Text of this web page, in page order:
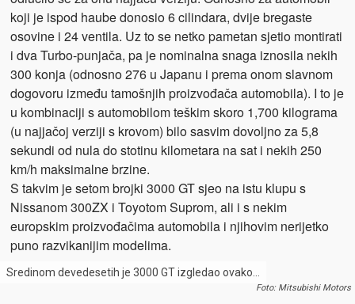
koji je ispod haube donosio 6 cilindara, dvije bregaste
osovine i 24 ventila. Uz to se netko pametan sjetio montirati
i dva Turbo-punjača, pa je nominalna snaga iznosila nekih
300 konja (odnosno 276 u Japanu i prema onom slavnom
dogovoru između tamošnjih proizvođača automobila). I to je
u kombinaciji s automobilom teškim skoro 1,700 kilograma
(u najjačoj verziji s krovom) bilo sasvim dovoljno za 5,8
sekundi od nula do stotinu kilometara na sat i nekih 250
km/h maksimalne brzine.
S takvim je setom brojki 3000 GT sjeo na istu klupu s
Nissanom 300ZX i Toyotom Suprom, ali i s nekim
europskim proizvođačima automobila i njihovim nerijetko
puno razvikanijim modelima.
Sredinom devedesetih je 3000 GT izgledao ovako…
Foto: Mitsubishi Motors